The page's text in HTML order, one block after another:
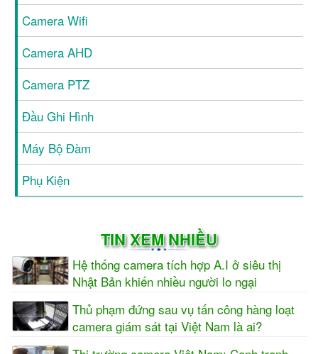
Camera Wifi
Camera AHD
Camera PTZ
Đầu Ghi Hình
Máy Bộ Đàm
Phụ Kiện
TIN XEM NHIỀU
Hệ thống camera tích hợp A.I ở siêu thị
Nhật Bản khiến nhiều người lo ngại
Thủ phạm đứng sau vụ tấn công hàng loạt
camera giám sát tại Việt Nam là ai?